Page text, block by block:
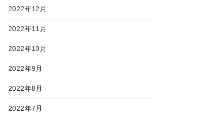
2022年12月
2022年11月
2022年10月
2022年9月
2022年8月
2022年7月